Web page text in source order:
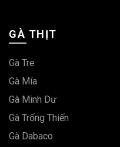
GÀ THỊT
Gà Tre
Gà Mía
Gà Minh Dư
Gà Trống Thiến
Gà Dabaco